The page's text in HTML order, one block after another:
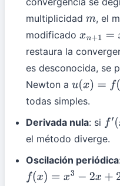
multiplicidad m , el
modificado xn+1=xn
restaura la
es desconocida, se
Newton a u(x)= f(x )/f
todas simples.
Derivada nula: si f′( x
el método diverge.
Oscilación periódica
f(x)= x3−2x +2